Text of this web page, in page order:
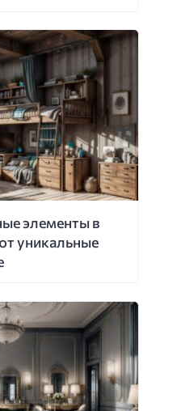
элементы в
уникальные